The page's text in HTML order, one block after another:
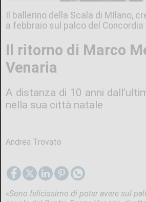
Il ballerino della Scala di MIlano,
a febbraio sul palco del Concordia
Il ritorno di Marco
Venaria
A distanza di 10 anni
nella sua città natale
Andrea Trovato
«Sono felicissimo di poter avere sul